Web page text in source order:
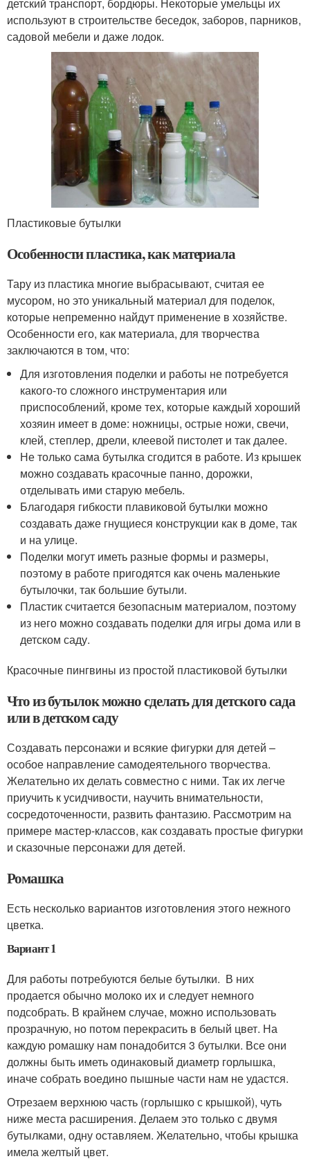
детский транспорт, бордюры. Некоторые умельцы их
используют в строительстве беседок, заборов, парников,
садовой мебели и даже лодок.
Пластиковые бутылки
Особенности пластика, как материала
Тару из пластика многие выбрасывают, считая ее
мусором, но это уникальный материал для поделок,
которые непременно найдут применение в хозяйстве.
Особенности его, как материала, для творчества
заключаются в том, что:
Для изготовления поделки и работы не потребуется
какого-то сложного инструментария или
приспособлений, кроме тех, которые каждый хороший
хозяин имеет в доме: ножницы, острые ножи, свечи,
клей, степлер, дрели, клеевой пистолет и так далее.
Не только сама бутылка сгодится в работе. Из крышек
можно создавать красочные панно, дорожки,
отделывать ими старую мебель.
Благодаря гибкости плавиковой бутылки можно
создавать даже гнущиеся конструкции как в доме, так
и на улице.
Поделки могут иметь разные формы и размеры,
поэтому в работе пригодятся как очень маленькие
бутылочки, так большие бутыли.
Пластик считается безопасным материалом, поэтому
из него можно создавать поделки для игры дома или в
детском саду.
Красочные пингвины из простой пластиковой бутылки
Что из бутылок можно сделать для детского сада
или в детском саду
Создавать персонажи и всякие фигурки для детей –
особое направление самодеятельного творчества.
Желательно их делать совместно с ними. Так их легче
приучить к усидчивости, научить внимательности,
сосредоточенности, развить фантазию. Рассмотрим на
примере мастер-классов, как создавать простые фигурки
и сказочные персонажи для детей.
Ромашка
Есть несколько вариантов изготовления этого нежного
цветка.
Вариант 1
Для работы потребуются белые бутылки. В них
продается обычно молоко их и следует немного
подсобрать. В крайнем случае, можно использовать
прозрачную, но потом перекрасить в белый цвет. На
каждую ромашку нам понадобится 3 бутылки. Все они
должны быть иметь одинаковый диаметр горлышка,
иначе собрать воедино пышные части нам не удастся.
Отрезаем верхнюю часть (горлышко с крышкой), чуть
ниже места расширения. Делаем это только с двумя
бутылками, одну оставляем. Желательно, чтобы крышка
имела желтый цвет.